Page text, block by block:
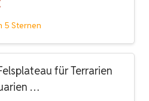
5 Sternen
für Terrarien
…